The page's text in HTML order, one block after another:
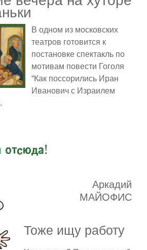
В одном из московских
театров готовится к
постановке спектакль по
мотивам повести Гоголя
“Как поссорились Иран
Иванович с Израилем
отсюда!
Аркадий
МАЙОФИС
Тоже ищу работу